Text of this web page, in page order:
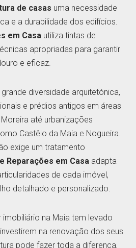
de casas uma necessidade
e a durabilidade dos edifícios.
em Casa utiliza tintas de
apropriadas para garantir
e eficaz.
diversidade arquitetónica,
e prédios antigos em áreas
até urbanizações
Castêlo da Maia e Nogueira.
exige um tratamento
Reparações em Casa adapta
de cada imóvel,
detalhado e personalizado.
na Maia tem levado
na renovação dos seus
pode fazer toda a diferença,